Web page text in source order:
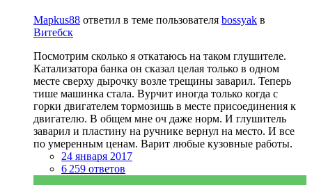
Mapkus88 ответил в теме пользователя bossyak в
Витебск
Посмотрим сколько я откатаюсь на таком глушителе.
Катализатора банка он сказал целая только в одном
месте сверху дырочку возле трещины заварил. Теперь
тише машинка стала. Вурчит иногда только когда с
горки двигателем тормозишь в месте присоединения к
двигателю. В общем мне оч даже норм. И глушитель
заварил и пластину на ручнике вернул на место. И все
по умеренным ценам. Варит любые кузовные работы.
24 января 2017
6 259 ответов